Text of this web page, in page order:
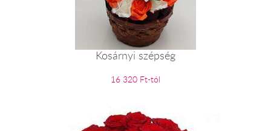
Kosárnyi szépség
16 320 Ft-tól